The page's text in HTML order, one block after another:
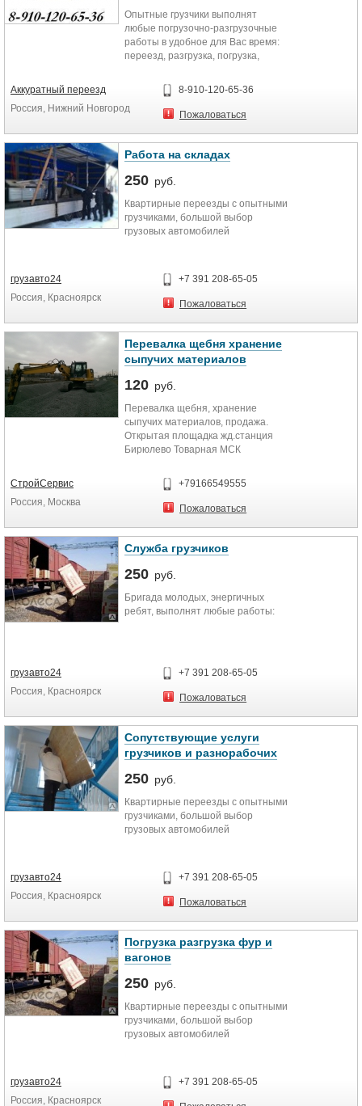
Опытные грузчики выполнят
любые погрузочно-разгрузочные
работы в удобное для Вас время:
переезд, разгрузка, погрузка,
сортировка, упаковка, разборка,
сборка, подъем на этаж и другая
работа. Бережное отношение к
предлагает Вам комплекс услуг,
разгрузочные работы переезды
складские работы раскладка и
фасовка продукции вынос
строительного мусора такелажные
Аккуратный переезд
Россия, Нижний Новгород
8-910-120-65-36
Пожаловаться
Работа на складах
250 руб.
Квартирные переезды с опытными
грузчиками, большой выбор
грузовых автомобилей
― Подсобники на стройку.
- Демонтажные работы, слом
потолков. крыш, з
― Уборка территории, вынос,
вывоз строительного мусора.
мебели, хлама
материалов .
― Земляные работы.
― Аутсорсинг персонала,
разнорабочие на склад,
грузавто24
Россия, Красноярск
+7 391 208-65-05
Пожаловаться
Перевалка щебня хранение
сыпучих материалов
120 руб.
Перевалка щебня, хранение
сыпучих материалов, продажа.
Открытая площадка жд.станция
Бирюлево Товарная МСК
СтройСервис
Россия, Москва
+79166549555
Пожаловаться
Служба грузчиков
250 руб.
Бригада молодых, энергичных
ребят, выполнят любые работы:
грузавто24
Россия, Красноярск
+7 391 208-65-05
Пожаловаться
Сопутствующие услуги
грузчиков и разнорабочих
250 руб.
Квартирные переезды с опытными
грузчиками, большой выбор
грузовых автомобилей
― Подсобники на стройку.
- Демонтажные работы, слом
потолков. крыш, з
― Уборка территории, вынос,
вывоз строительного мусора.
мебели, хлама
материалов .
― Земляные работы.
― Аутсорсинг персонала,
грузавто24
Россия, Красноярск
+7 391 208-65-05
Пожаловаться
Погрузка разгрузка фур и
вагонов
250 руб.
Квартирные переезды с опытными
грузчиками, большой выбор
грузовых автомобилей
― Подсобники на стройку.
- Демонтажные работы, слом
грузавто24
Россия, Красноярск
+7 391 208-65-05